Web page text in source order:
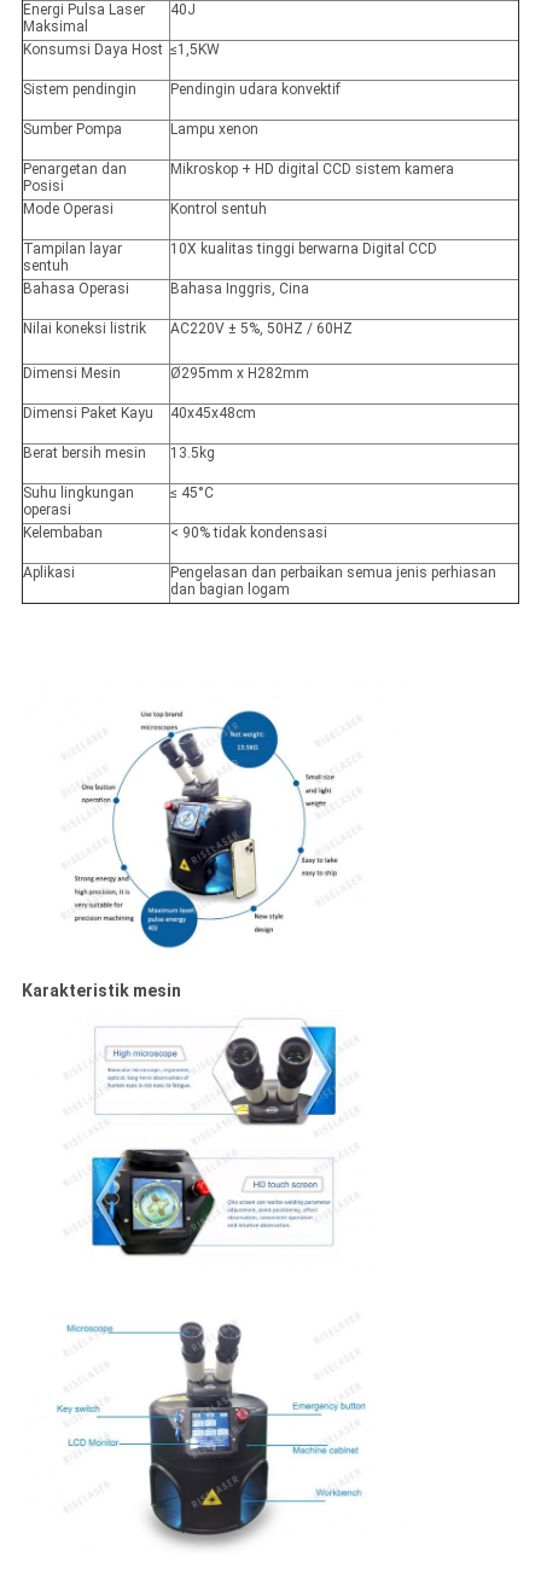
Energi Pulsa Laser
Maksimal
40J
Konsumsi Daya Host ≤1,5KW
Sistem pendingin Pendingin udara konvektif
Sumber Pompa Lampu xenon
Penargetan dan
Posisi
Mikroskop + HD digital CCD sistem kamera
Mode Operasi Kontrol sentuh
Tampilan layar
sentuh
10X kualitas tinggi berwarna Digital CCD
Bahasa Operasi Bahasa Inggris, Cina
Nilai koneksi listrik AC220V ± 5%, 50HZ / 60HZ
Dimensi Mesin Ø295mm x H282mm
Dimensi Paket Kayu 40x45x48cm
Berat bersih mesin 13.5kg
Suhu lingkungan
operasi
≤ 45°C
Kelembaban < 90% tidak kondensasi
Aplikasi
Pengelasan dan perbaikan semua jenis perhiasan
dan bagian logam
Karakteristik mesin